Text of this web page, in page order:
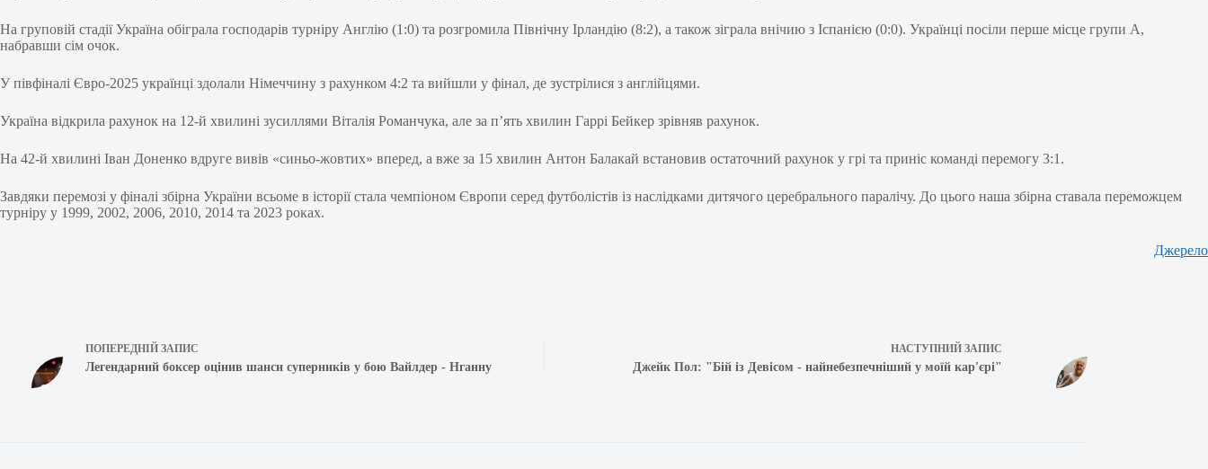
На груповій стадії Україна обіграла господарів турніру Англію (1:0) та розгромила Північну Ірландію (8:2), а також зіграла внічию з Іспанією (0:0). Українці посіли перше місце групи А,
набравши сім очок.
У півфіналі Євро-2025 українці здолали Німеччину з рахунком 4:2 та вийшли у фінал, де зустрілися з англійцями.
Україна відкрила рахунок на 12-й хвилині зусиллями Віталія Романчука, але за п’ять хвилин Гаррі Бейкер зрівняв рахунок.
На 42-й хвилині Іван Доненко вдруге вивів «синьо-жовтих» вперед, а вже за 15 хвилин Антон Балакай встановив остаточний рахунок у грі та приніс команді перемогу 3:1.
Завдяки перемозі у фіналі збірна України всьоме в історії стала чемпіоном Європи серед футболістів із наслідками дитячого церебрального паралічу. До цього наша збірна ставала переможцем
турніру у 1999, 2002, 2006, 2010, 2014 та 2023 роках.
Джерело
ПОПЕРЕДНІЙ ЗАПИС
Легендарний боксер оцінив шанси суперників у бою Вайлдер - Нганну
НАСТУПНИЙ ЗАПИС
Джейк Пол: "Бій із Девісом - найнебезпечніший у моїй кар'єрі"